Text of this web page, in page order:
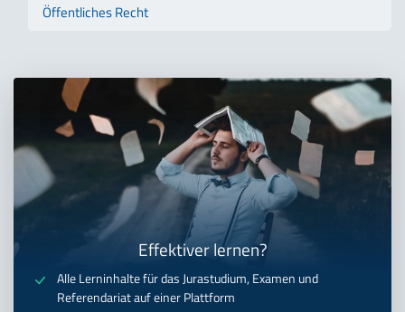
Öffentliches Recht
Effektiver lernen?
Alle Lerninhalte für das Jurastudium, Examen und
Referendariat auf einer Plattform